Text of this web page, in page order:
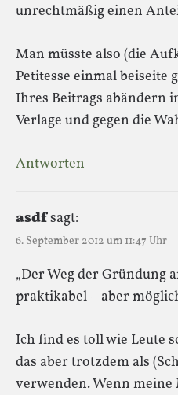
unrechtmäßig einen
Man müsste also (die
Petitesse einmal beiseite
Ihres Beitrags abändern
Verlage und gegen die
Antworten
asdfsagt:
6. September 2012 um 11:47 Uhr
„Der Weg der Gründung
praktikabel – aber
Ich find es toll wie Leute
das aber trotzdem als
verwenden. Wenn